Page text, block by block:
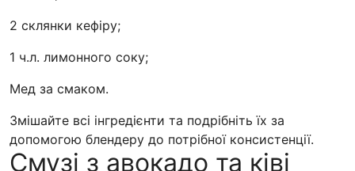
2 склянки кефіру;
1 ч.л. лимонного соку;
Мед за смаком.
Змішайте всі інгредієнти та подрібніть їх за
допомогою блендеру до потрібної консистенції.
Смузі з авокадо та ківі